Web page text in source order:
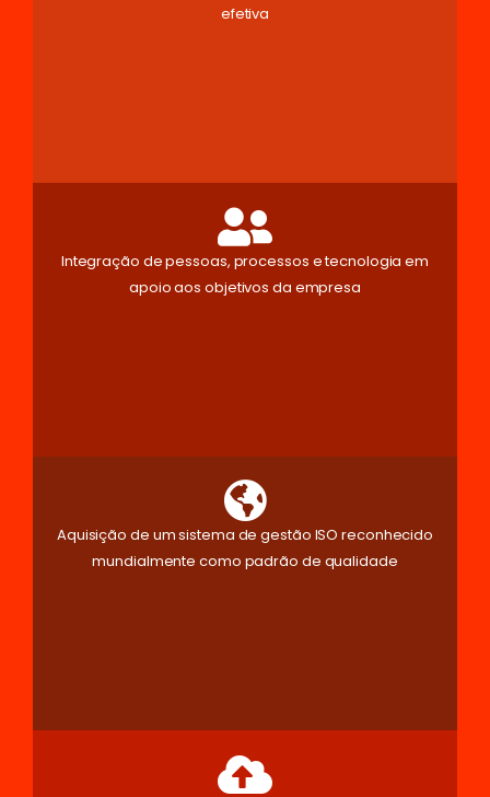
efetiva
Integração de pessoas, processos e tecnologia em
apoio aos objetivos da empresa
Aquisição de um sistema de gestão ISO reconhecido
mundialmente como padrão de qualidade